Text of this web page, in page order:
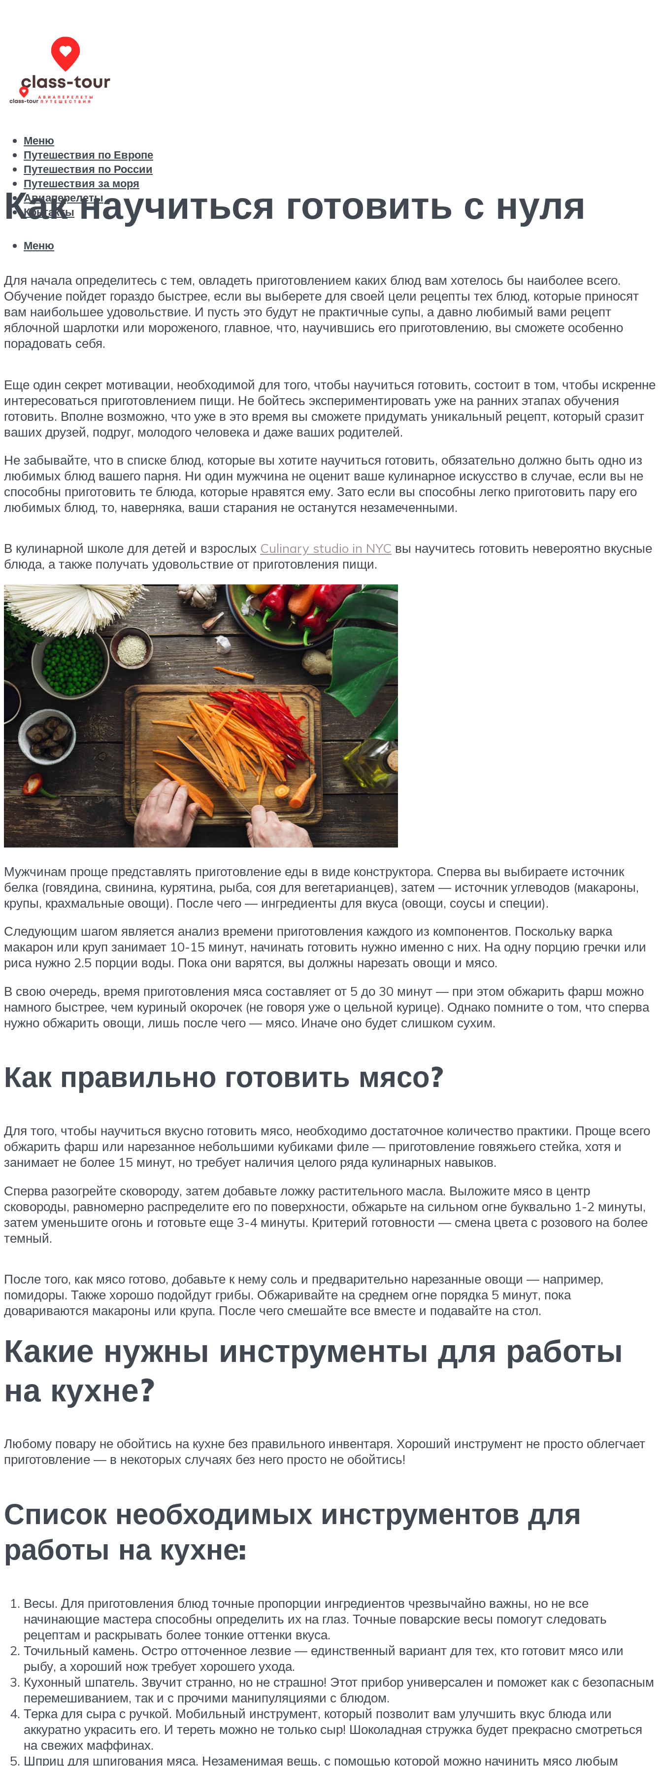
Путешествия по Европе
Путешествия по России
Путешествия за моря
Авиаперелеты
Контакты
Меню
Меню
Как научиться готовить с нуля
Для начала определитесь с тем, овладеть приготовлением каких блюд вам хотелось бы наиболее всего.
Обучение пойдет гораздо быстрее, если вы выберете для своей цели рецепты тех блюд, которые приносят
вам наибольшее удовольствие. И пусть это будут не практичные супы, а давно любимый вами рецепт
яблочной шарлотки или мороженого, главное, что, научившись его приготовлению, вы сможете особенно
порадовать себя.
Еще один секрет мотивации, необходимой для того, чтобы научиться готовить, состоит в том, чтобы искренне
интересоваться приготовлением пищи. Не бойтесь экспериментировать уже на ранних этапах обучения
готовить. Вполне возможно, что уже в это время вы сможете придумать уникальный рецепт, который сразит
ваших друзей, подруг, молодого человека и даже ваших родителей.
Не забывайте, что в списке блюд, которые вы хотите научиться готовить, обязательно должно быть одно из
любимых блюд вашего парня. Ни один мужчина не оценит ваше кулинарное искусство в случае, если вы не
способны приготовить те блюда, которые нравятся ему. Зато если вы способны легко приготовить пару его
любимых блюд, то, наверняка, ваши старания не останутся незамеченными.
В кулинарной школе для детей и взрослых Culinary studio in NYC вы научитесь готовить невероятно вкусные
блюда, а также получать удовольствие от приготовления пищи.
Мужчинам проще представлять приготовление еды в виде конструктора. Сперва вы выбираете источник
белка (говядина, свинина, курятина, рыба, соя для вегетарианцев), затем — источник углеводов (макароны,
крупы, крахмальные овощи). После чего — ингредиенты для вкуса (овощи, соусы и специи).
Следующим шагом является анализ времени приготовления каждого из компонентов. Поскольку варка
макарон или круп занимает 10-15 минут, начинать готовить нужно именно с них. На одну порцию гречки или
риса нужно 2.5 порции воды. Пока они варятся, вы должны нарезать овощи и мясо.
В свою очередь, время приготовления мяса составляет от 5 до 30 минут — при этом обжарить фарш можно
намного быстрее, чем куриный окорочек (не говоря уже о цельной курице). Однако помните о том, что сперва
нужно обжарить овощи, лишь после чего — мясо. Иначе оно будет слишком сухим.
Как правильно готовить мясо?
Для того, чтобы научиться вкусно готовить мясо, необходимо достаточное количество практики. Проще всего
обжарить фарш или нарезанное небольшими кубиками филе — приготовление говяжьего стейка, хотя и
занимает не более 15 минут, но требует наличия целого ряда кулинарных навыков.
Сперва разогрейте сковороду, затем добавьте ложку растительного масла. Выложите мясо в центр
сковороды, равномерно распределите его по поверхности, обжарьте на сильном огне буквально 1-2 минуты,
затем уменьшите огонь и готовьте еще 3-4 минуты. Критерий готовности — смена цвета с розового на более
темный.
После того, как мясо готово, добавьте к нему соль и предварительно нарезанные овощи — например,
помидоры. Также хорошо подойдут грибы. Обжаривайте на среднем огне порядка 5 минут, пока
довариваются макароны или крупа. После чего смешайте все вместе и подавайте на стол.
Какие нужны инструменты для работы
на кухне?
Любому повару не обойтись на кухне без правильного инвентаря. Хороший инструмент не просто облегчает
приготовление — в некоторых случаях без него просто не обойтись!
Список необходимых инструментов для
работы на кухне:
Весы. Для приготовления блюд точные пропорции ингредиентов чрезвычайно важны, но не все
начинающие мастера способны определить их на глаз. Точные поварские весы помогут следовать
рецептам и раскрывать более тонкие оттенки вкуса.
Точильный камень. Остро отточенное лезвие — единственный вариант для тех, кто готовит мясо или
рыбу, а хороший нож требует хорошего ухода.
Кухонный шпатель. Звучит странно, но не страшно! Этот прибор универсален и поможет как с безопасным
перемешиванием, так и с прочими манипуляциями с блюдом.
Терка для сыра с ручкой. Мобильный инструмент, который позволит вам улучшить вкус блюда или
аккуратно украсить его. И тереть можно не только сыр! Шоколадная стружка будет прекрасно смотреться
на свежих маффинах.
Шприц для шпигования мяса. Незаменимая вещь, с помощью которой можно начинить мясо любым